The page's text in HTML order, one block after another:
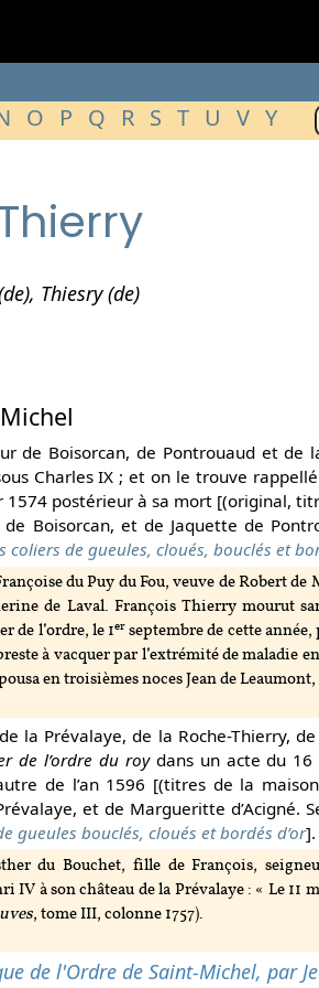
O P Q R S T U V Y
Thiesry (de)
de Boisorcan, de Pontrouaud et
Charles IX ; et on le trouve
postérieur à sa mort [(original,
Boisorcan, et de Jaquette de
coliers de gueules, cloués, bouclés et
du Puy du Fou, veuve de Robert
de Laval. François Thierry mourut
de l’ordre, le 1erseptembre de cette
à vacquer par l’extrémité de maladie
en troisièmes noces Jean de
la Prévalaye, de la Roche-Thierry,
de l’ordre du roydans un acte du 16
de l’an 1596 [(titres de la
et de Margueritte d’Acigné.
gueules bouclés, cloués et bordés d’or].
du Bouchet, fille de François,
IV à son château de la Prévalaye : « Le 11
, tome III, colonne 1757).
de l'Ordre de Saint-Michel, par